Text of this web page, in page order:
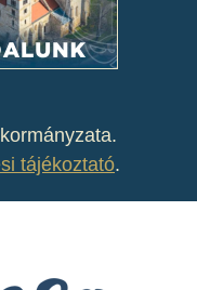
tájékoztató.